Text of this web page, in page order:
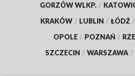
GORZÓW WLKP. /
KRAKÓW / LUBLIN / ŁÓDŹ /
OPOLE / POZNAŃ /
SZCZECIN / WARSZAWA /